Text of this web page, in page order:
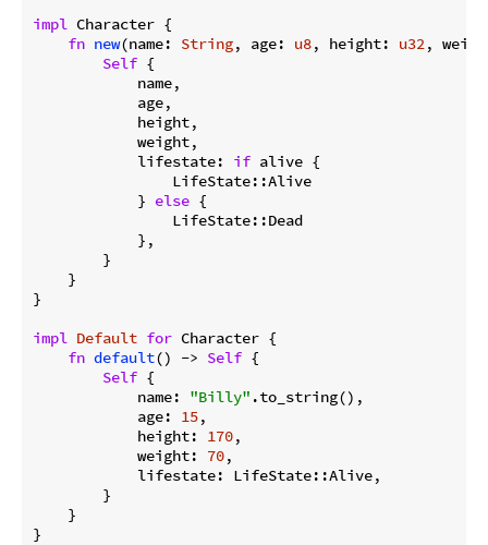
impl Character {
fn new(name: String, age: u8, height: u32,
Self {
            name,
            age,
            height,
            weight,
            lifestate:
if alive {
                LifeState::Alive
            }
else {
                LifeState::Dead
            },
        }
    }
}
impl Default for Character {
fn default() -> Self {
Self {
            name:
"Billy" .to_string(),
            age:
15,
            height:
170,
            weight:
70,
            lifestate: LifeState::Alive,
        }
    }
}